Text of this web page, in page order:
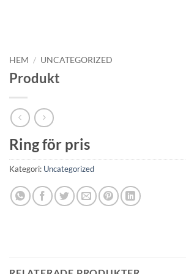
HEM / UNCATEGORIZED
Produkt
Ring för pris
Kategori: Uncategorized